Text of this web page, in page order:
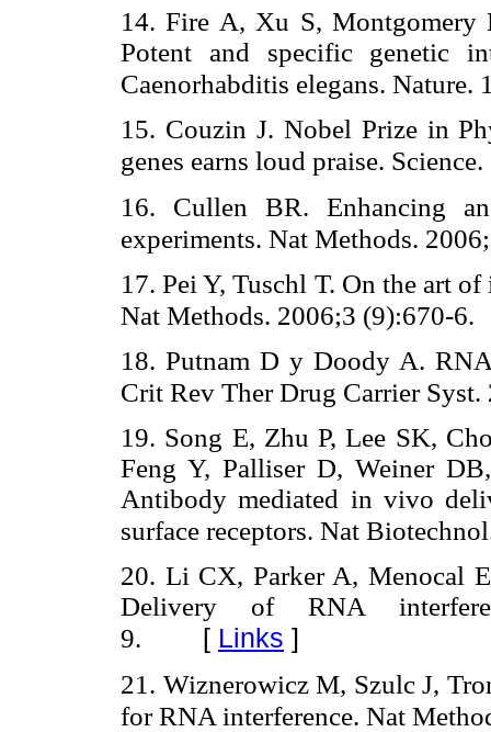
14. Fire A, Xu S,
Potent and specific genetic
Caenorhabditis elegans.
15. Couzin J. Nobel Prize in
genes earns loud praise.
16. Cullen BR. Enhancing
experiments. Nat Methods.
17. Pei Y, Tuschl T. On the art
Nat Methods. 2006;3 (9):670-6.
18. Putnam D y Doody A.
Crit Rev Ther Drug Carrier
19. Song E, Zhu P, Lee SK,
Feng Y, Palliser D, Weiner
Antibody mediated in vivo
surface receptors. Nat
20. Li CX, Parker A, Menocal
Delivery of RNA
9. [ Links ]
21. Wiznerowicz M, Szulc J,
for RNA interference. Nat